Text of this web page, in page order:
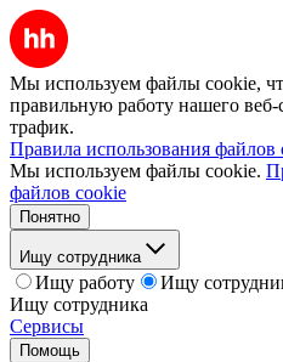
Мы используем файлы cookie,
правильную работу нашего веб-
трафик.
Правила использования файлов
Мы используем файлы cookie.
файлов cookie
Понятно
Ищу сотрудника
Ищу работу
Ищу
Ищу сотрудника
Сервисы
Помощь